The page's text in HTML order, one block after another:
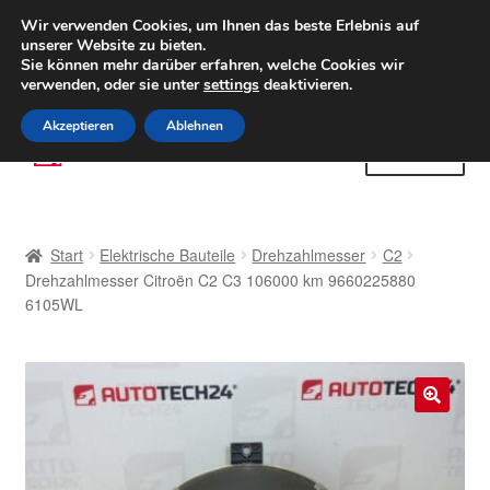
LIEFERUNG ab 6 EUR
Weltweiter Versand
(800) 500 564Mo-Fr 9-16 Uhr
Zur
Navigation
Zum
Inhalt
AGB
Beschwerdeordnung
Datenschutz-Bestimmungen
Start Elektrische Bauteile Drehzahlmesser
C2
Drehzahlmesser Citroën C2 C3 106000 km 9660225880
6105WL
Wir verwenden Cookies, um Ihnen das beste Erlebnis auf
unserer Website zu bieten.
Sie können mehr darüber erfahren, welche Cookies wir
verwenden, oder sie untersettings deaktivieren.
Akzeptieren Ablehnen